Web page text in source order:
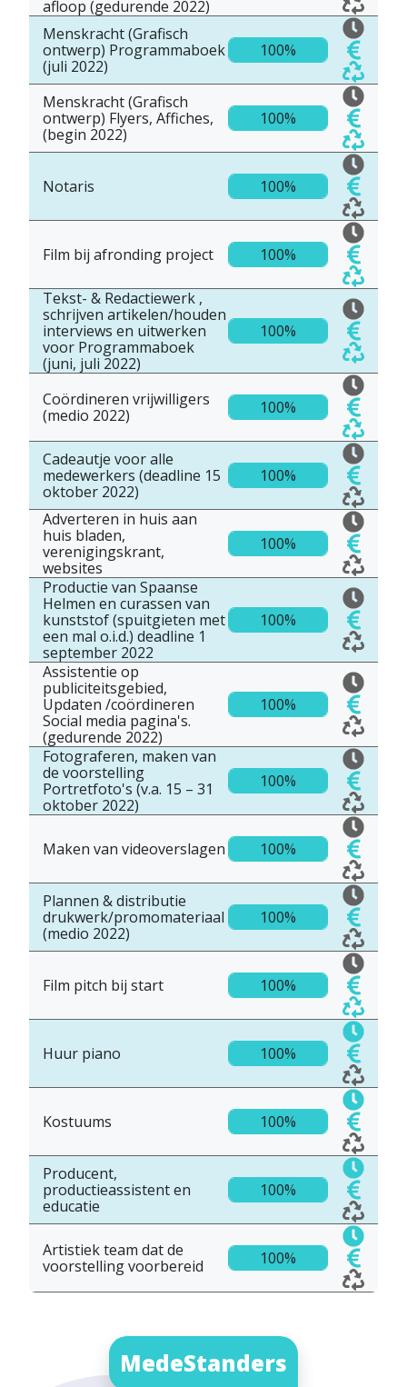
afloop (gedurende 2022)
Menskracht (Grafisch
ontwerp) Programmaboek
(juli 2022)
100%
Menskracht (Grafisch
ontwerp) Flyers, Affiches,
(begin 2022)
100%
Notaris 100%
Film bij afronding project 100%
Tekst- & Redactiewerk ,
schrijven artikelen/houden
interviews en uitwerken
voor Programmaboek
(juni, juli 2022)
100%
Coördineren vrijwilligers
(medio 2022)
100%
Cadeautje voor alle
medewerkers (deadline 15
oktober 2022)
100%
Adverteren in huis aan
huis bladen,
verenigingskrant,
websites
100%
Productie van Spaanse
Helmen en curassen van
kunststof (spuitgieten met
een mal o.i.d.) deadline 1
september 2022
100%
Assistentie op
publiciteitsgebied,
Updaten /coördineren
Social media pagina's.
(gedurende 2022)
100%
Fotograferen, maken van
de voorstelling
Portretfoto's (v.a. 15 – 31
oktober 2022)
100%
Maken van videoverslagen 100%
Plannen & distributie
drukwerk/promomateriaal
(medio 2022)
100%
Film pitch bij start 100%
Huur piano 100%
Kostuums 100%
Producent,
productieassistent en
educatie
100%
Artistiek team dat de
voorstelling voorbereid
100%
MedeStanders